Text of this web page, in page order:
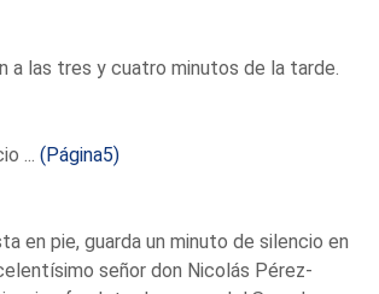
a las tres y cuatro minutos de la tarde.
...(Página5)
en pie, guarda un minuto de silencio en
señor don Nicolás Pérez-